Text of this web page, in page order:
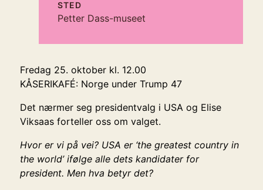
STED
Petter Dass-museet
Fredag 25. oktober kl. 12.00
KÅSERIKAFÉ: Norge under Trump 47
Det nærmer seg presidentvalg i USA og Elise
Viksaas forteller oss om valget.
Hvor er vi på vei? USA er ‘the greatest country in
the world’ ifølge alle dets kandidater for
president. Men hva betyr det?